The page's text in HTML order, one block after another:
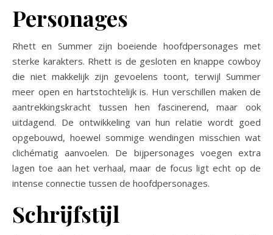
Personages
Rhett en Summer zijn boeiende hoofdpersonages met
sterke karakters. Rhett is de gesloten en knappe cowboy
die niet makkelijk zijn gevoelens toont, terwijl Summer
meer open en hartstochtelijk is. Hun verschillen maken de
aantrekkingskracht tussen hen fascinerend, maar ook
uitdagend. De ontwikkeling van hun relatie wordt goed
opgebouwd, hoewel sommige wendingen misschien wat
clichématig aanvoelen. De bijpersonages voegen extra
lagen toe aan het verhaal, maar de focus ligt echt op de
intense connectie tussen de hoofdpersonages.
Schrijfstijl